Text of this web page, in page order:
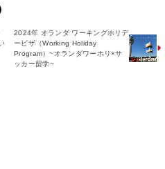
2024年 オランダ ワーキングホリデ
ービザ（Working Holiday
Program）~オランダワーホリ×サ
ッカー留学~